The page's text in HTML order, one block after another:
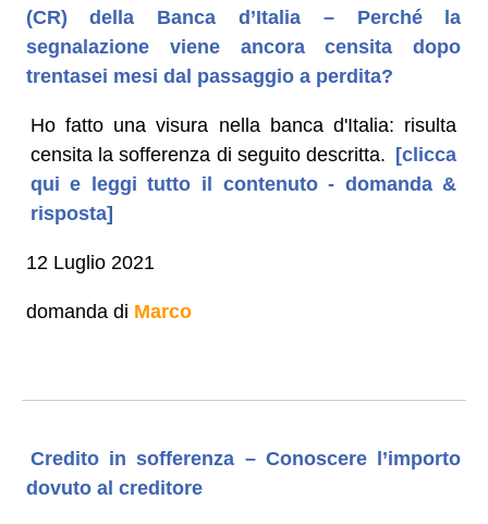
(CR) della Banca d’Italia – Perché la
segnalazione viene ancora censita dopo
trentasei mesi dal passaggio a perdita?
Ho fatto una visura nella banca d'Italia: risulta
censita la sofferenza di seguito descritta. [clicca
qui e leggi tutto il contenuto - domanda &
risposta]
12 Luglio 2021
domanda di Marco
Credito in sofferenza – Conoscere l’importo
dovuto al creditore